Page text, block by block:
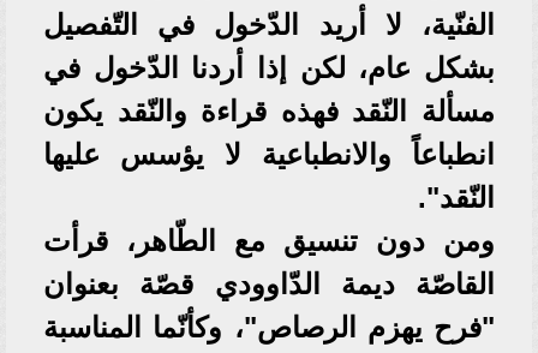
الفنّية، لا أريد الدّخول في التّفصيل
بشكل عام، لكن إذا أردنا الدّخول في
مسألة النّقد فهذه قراءة والنّقد يكون
انطباعاً والانطباعية لا يؤسس عليها
النّقد".
ومن دون تنسيق مع الطّاهر، قرأت
القاصّة ديمة الدّاوودي قصّة بعنوان
"فرح يهزم الرصاص"، وكأنّما المناسبة